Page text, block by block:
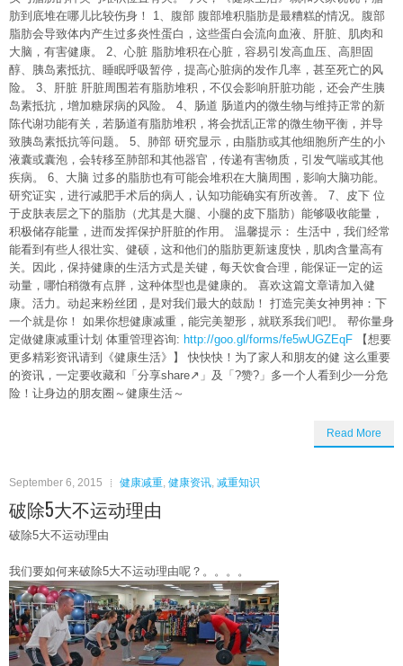
肪到底堆在哪儿比较伤身！ 1、腹部 腹部堆积脂肪是最糟糕的情况。腹部
脂肪会导致体内产生过多炎性蛋白，这些蛋白会流向血液、肝脏、肌肉和
大脑，有害健康。 2、心脏 脂肪堆积在心脏，容易引发高血压、高胆固
醇、胰岛素抵抗、睡眠呼吸暂停，提高心脏病的发作几率，甚至死亡的风
险。 3、肝脏 肝脏周围若有脂肪堆积，不仅会影响肝脏功能，还会产生胰
岛素抵抗，增加糖尿病的风险。 4、肠道 肠道内的微生物与维持正常的新
陈代谢功能有关，若肠道有脂肪堆积，将会扰乱正常的微生物平衡，并导
致胰岛素抵抗等问题。 5、肺部 研究显示，由脂肪或其他细胞所产生的小
液囊或囊泡，会转移至肺部和其他器官，传递有害物质，引发气喘或其他
疾病。 6、大脑 过多的脂肪也有可能会堆积在大脑周围，影响大脑功能。
研究证实，进行减肥手术后的病人，认知功能确实有所改善。 7、皮下 位
于皮肤表层之下的脂肪（尤其是大腿、小腿的皮下脂肪）能够吸收能量，
积极储存能量，进而发挥保护肝脏的作用。 温馨提示： 生活中，我们经常
能看到有些人很壮实、健硕，这和他们的脂肪更新速度快，肌肉含量高有
关。因此，保持健康的生活方式是关键，每天饮食合理，能保证一定的运
动量，哪怕稍微有点胖，这种体型也是健康的。 喜欢这篇文章请加入健
康。活力。动起来粉丝团，是对我们最大的鼓励！ 打造完美女神男神：下
一个就是你！ 如果你想健康减重，能完美塑形，就联系我们吧!。 帮你量身
定做健康减重计划 体重管理咨询: http://goo.gl/forms/fe5wUGZEqF 【想要
更多精彩资讯请到《健康生活》】 快快快！为了家人和朋友的健 这么重要
的资讯，一定要收藏和「分享share↗」及「?赞?」多一个人看到少一分危
险！让身边的朋友圈～健康生活～
Read More
September 6, 2015 健康减重, 健康资讯, 减重知识
破除5大不运动理由
破除5大不运动理由
我们要如何来破除5大不运动理由呢？。。。。